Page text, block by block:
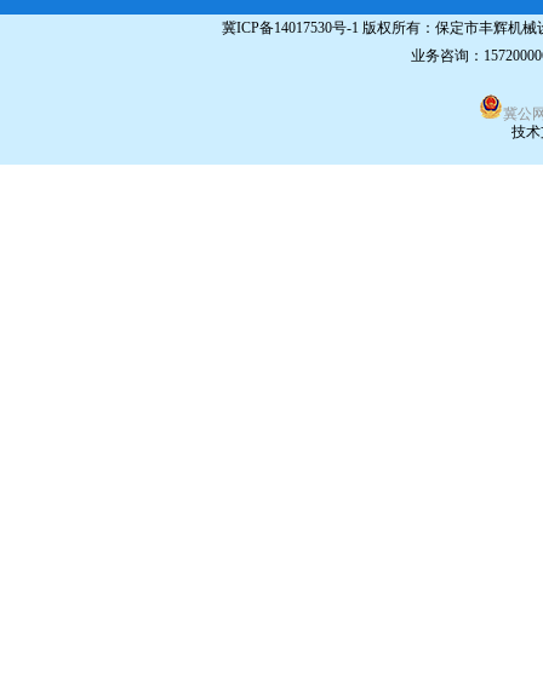
冀ICP备14017530号-1版权所有： 保定市丰辉机械
业务咨询：
冀公
技